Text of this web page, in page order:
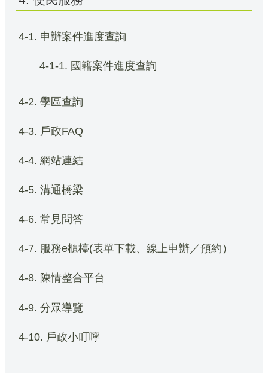
4-1. 申辦案件進度查詢
4-1-1. 國籍案件進度查詢
4-2. 學區查詢
4-3. 戶政FAQ
4-4. 網站連結
4-5. 溝通橋梁
4-6. 常見問答
4-7. 服務e櫃檯(表單下載、線上申辦／預約）
4-8. 陳情整合平台
4-9. 分眾導覽
4-10. 戶政小叮嚀